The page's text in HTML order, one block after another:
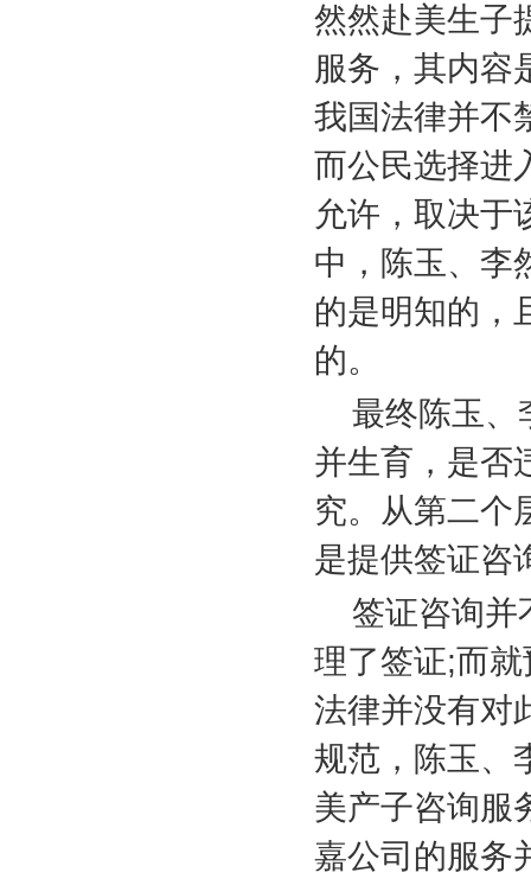
然然赴美生子
服务，其内容
我国法律并不
而公民选择进
允许，取决于
中，陈玉、李
的是明知的，
的。
最终陈玉、
并生育，是否
究。从第二个
是提供签证咨
签证咨询并
理了签证;而就
法律并没有对
规范，陈玉、
美产子咨询服
嘉公司的服务